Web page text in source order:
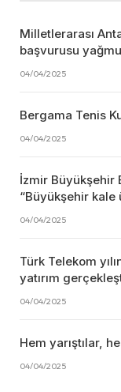
Milletlerarası
başvurusu
04/04/2025
Bergama Tenis
04/04/2025
İzmir Büyükşehir
“Büyükşehir kale
04/04/2025
Türk Telekom
yatırım
04/04/2025
Hem yarıştılar,
04/04/2025